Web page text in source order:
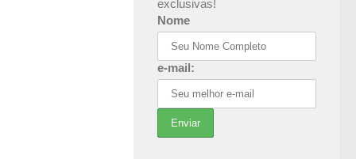
exclusivas!
Nome
e-mail: